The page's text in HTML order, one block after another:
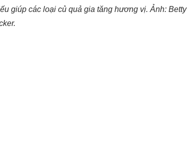
giúp các loại củ quả gia tăng hương vị. Ảnh: Betty